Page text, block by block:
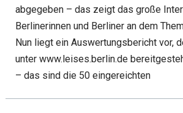
abgegeben – das zeigt das große
Berlinerinnen und Berliner an dem
Nun liegt ein Auswertungsbericht vor,
unter www.leises.berlin.de
– das sind die 50 eingereichten